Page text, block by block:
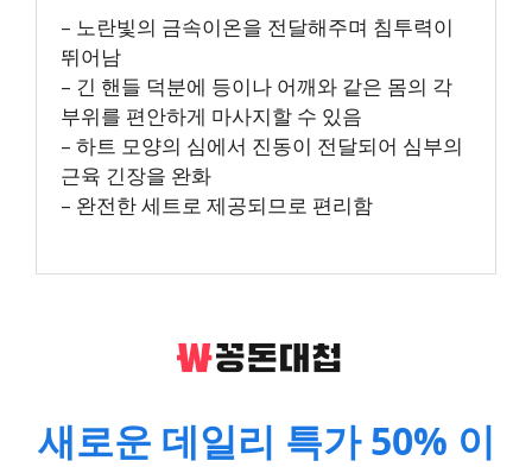
– 노란빛의 금속이온을 전달해주며 침투력이
뛰어남
– 긴 핸들 덕분에 등이나 어깨와 같은 몸의 각
부위를 편안하게 마사지할 수 있음
– 하트 모양의 심에서 진동이 전달되어 심부의
근육 긴장을 완화
– 완전한 세트로 제공되므로 편리함
새로운 데일리 특가 50% 이